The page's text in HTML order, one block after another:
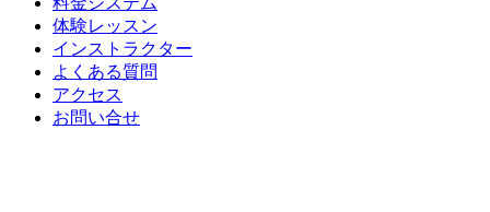
体験レッスン
インストラクター
よくある質問
アクセス
お問い合せ